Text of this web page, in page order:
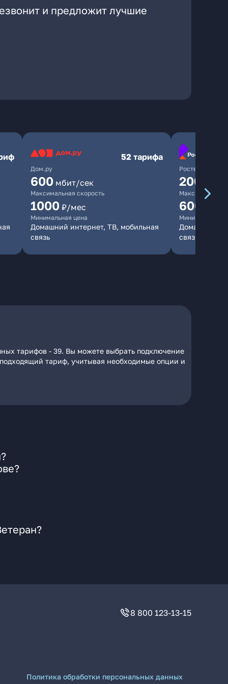
и предложит лучшие
Дом.ру
52 тарифа
600 мбит/сек
Максимальная скорость
1000 ₽/мес
Минимальная цена
Домашний интернет, ТВ, мобильная
связь
Ростелеком
200
Максимальная
600
Минимальная
Домашний
связь
тарифов - 39. Вы можете выбрать подключение
тариф, учитывая необходимые опции и
8 800 123-13-15
Политика обработки персональных данных